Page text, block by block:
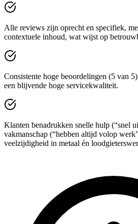
Alle reviews zijn oprecht en specifiek,
contextuele inhoud, wat wijst op
Consistente hoge beoordelingen (5 van
een blijvende hoge servicekwaliteit.
Klanten benadrukken snelle hulp (“snel
vakmanschap (“hebben altijd volop
veelzijdigheid in metaal én